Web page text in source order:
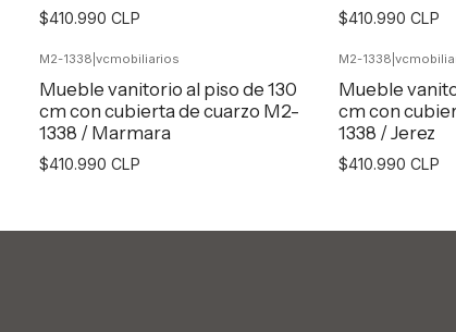
$410.990 CLP $410.990 CLP
M2-1338 vcmobiliarios
Mueble vanitorio al piso de 130
cm con cubierta de cuarzo M2-
1338 / Marmara
$410.990 CLP
M2-1338
Mueble
cm con
1338 / Jerez
$410.990 CLP